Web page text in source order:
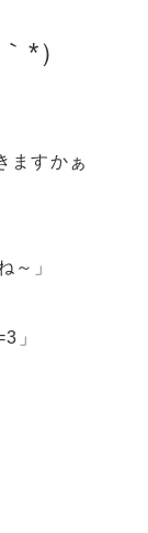
*）
ますかぁ
～」
」